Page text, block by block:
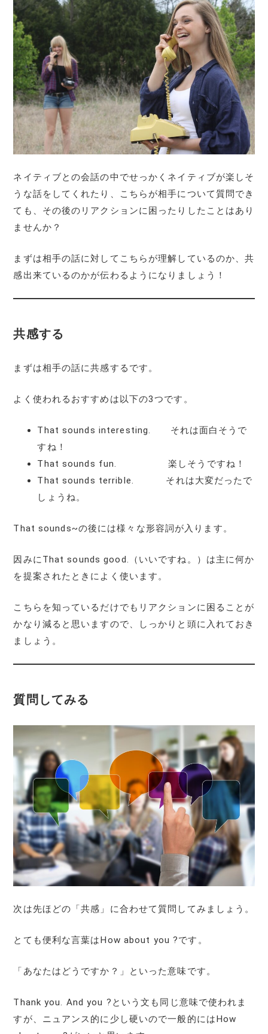
ネイティブとの会話の中でせっかくネイティブが楽しそ
うな話をしてくれたり、こちらが相手について質問でき
ても、その後のリアクションに困ったりしたことはあり
ませんか？
まずは相手の話に対してこちらが理解しているのか、共
感出来ているのかが伝わるようになりましょう！
共感する
まずは相手の話に共感するです。
よく使われるおすすめは以下の3つです。
That sounds interesting. それは面白そうで
すね！
That sounds fun. 楽しそうですね！
That sounds terrible. それは大変だったで
しょうね。
That sounds~の後には様々な形容詞が入ります。
因みにThat sounds good.（いいですね。）は主に何か
を提案されたときによく使います。
こちらを知っているだけでもリアクションに困ることが
かなり減ると思いますので、しっかりと頭に入れておき
ましょう。
質問してみる
次は先ほどの「共感」に合わせて質問してみましょう。
とても便利な言葉はHow about you ?です。
「あなたはどうですか？」といった意味です。
Thank you. And you ?という文も同じ意味で使われま
すが、ニュアンス的に少し硬いので一般的にはHow